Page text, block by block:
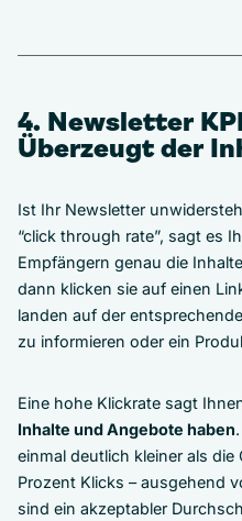
4. Newsletter
Überzeugt der
Ist Ihr Newsletter
“click through rate”, sagt es
Empfängern genau die
dann klicken sie auf einen
landen auf der
zu informieren oder ein
Eine hohe Klickrate sagt
Inhalte und Angebote haben
einmal deutlich kleiner als
Prozent Klicks – ausgehend
sind ein akzeptabler